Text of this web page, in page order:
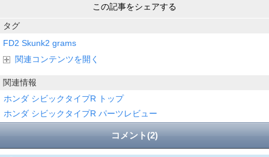
この記事をシェアする
タグ
FD2 Skunk2 grams
関連コンテンツを開く
関連情報
ホンダ シビックタイプR トップ
ホンダ シビックタイプR パーツレビュー
コメント(2)